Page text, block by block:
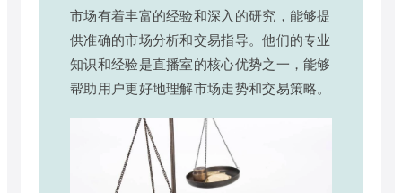
市场有着丰富的经验和深入的研究，能够提
供准确的市场分析和交易指导。他们的专业
知识和经验是直播室的核心优势之一，能够
帮助用户更好地理解市场走势和交易策略。